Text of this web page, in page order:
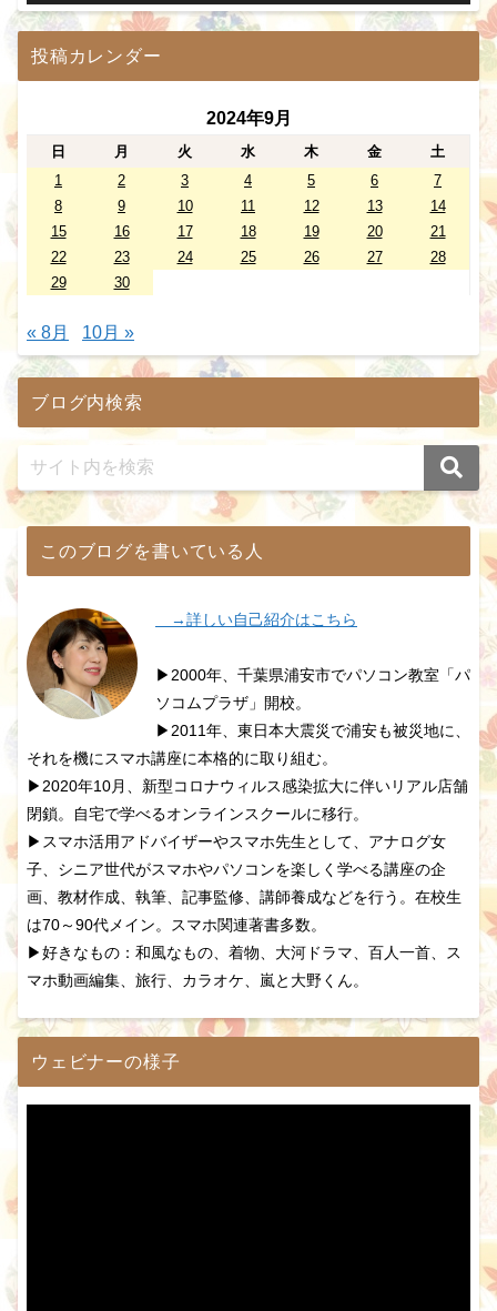
投稿カレンダー
2024年9月
日 月 火 水 木 金
土
1
2 3 4 5 6
7
8
9 10 11 12 13
14
15
16 17 18 19 20
21
22
23 24 25 26 27
28
29
30
« 8月 10月 »
ブログ内検索
このブログを書いている人
→詳しい自己紹介はこちら
▶2000年、千葉県浦安市でパソコン教室「パ
ソコムプラザ」開校。
▶2011年、東日本大震災で浦安も被災地に、
それを機にスマホ講座に本格的に取り組む。
▶2020年10月、新型コロナウィルス感染拡大に伴いリアル店舗
閉鎖。自宅で学べるオンラインスクールに移行。
▶スマホ活用アドバイザーやスマホ先生として、アナログ女
子、シニア世代がスマホやパソコンを楽しく学べる講座の企
画、教材作成、執筆、記事監修、講師養成などを行う。在校生
は70～90代メイン。スマホ関連著書多数。
▶好きなもの：和風なもの、着物、大河ドラマ、百人一首、ス
マホ動画編集、旅行、カラオケ、嵐と大野くん。
ウェビナーの様子